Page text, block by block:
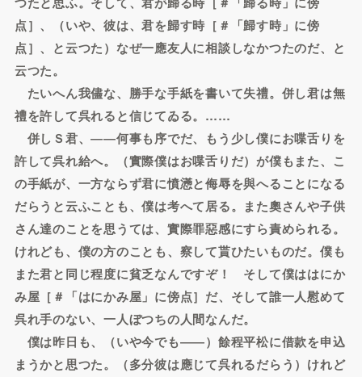
点］、（いや、彼は、君を歸す時［＃「歸す時」に傍
点］、と云つた）なぜ一應友人に相談しなかつたのだ、と
云つた。
たいへん我儘な、勝手な手紙を書いて失禮。併し君は無
禮を許して呉れると信じてゐる。……
併しＳ君、――何事も序でだ、もう少し僕にお喋舌りを
許して呉れ給へ。（實際僕はお喋舌りだ）が僕もまた、こ
の手紙が、一方ならず君に憤懣と侮辱を與へることになる
だらうと云ふことも、僕は考へて居る。また奧さんや子供
さん達のことを思うては、實際罪惡感にすら責められる。
けれども、僕の方のことも、察して貰ひたいものだ。僕も
また君と同じ程度に貧乏なんですぞ！ そして僕ははにか
み屋［＃「はにかみ屋」に傍点］だ、そして誰一人慰めて
呉れ手のない、一人ぼつちの人間なんだ。
僕は昨日も、（いや今でも――）餘程平松に借款を申込
まうかと思つた。（多分彼は應じて呉れるだらう）けれど